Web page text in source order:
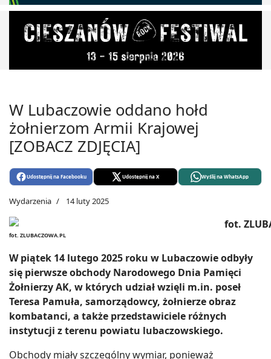
W Lubaczowie oddano hołd
żołnierzom Armii Krajowej
[ZOBACZ ZDJĘCIA]
Udostępnij na Facebooku Udostępnij na X Wyślij na WhatsApp
Wydarzenia 14 luty 2025
fot. ZLUBACZOWA.PL
W piątek 14 lutego 2025 roku w Lubaczowie odbyły
się pierwsze obchody Narodowego Dnia Pamięci
Żołnierzy AK, w których udział wzięli m.in. poseł
Teresa Pamuła, samorządowcy, żołnierze obraz
kombatanci, a także przedstawiciele różnych
instytucji z terenu powiatu lubaczowskiego.
Obchody miały szczególny wymiar, ponieważ